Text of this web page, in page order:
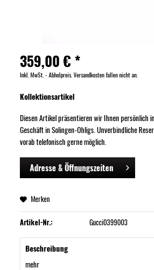
359,00 € *
Inkl. MwSt. - Abholpreis. Versandkosten fallen nicht an.
Kollektionsartikel
Diesen Artikel präsentieren wir Ihnen persönlich
Geschäft in Solingen-Ohligs. Unverbindliche
vorab telefonisch gerne möglich.
Adresse & Öffnungszeiten
Merken
Artikel-Nr.: Gucci0399003
Beschreibung
mehr